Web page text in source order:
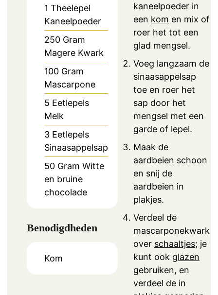
1 Theelepel
Kaneelpoeder
250 Gram
Magere Kwark
100 Gram
Mascarpone
5 Eetlepels
Melk
3 Eetlepels
Sinaasappelsap
50 Gram Witte
en bruine
chocolade
Benodigdheden
Kom
kaneelpoeder in
een kom en mix of
roer het tot een
glad mengsel.
Voeg langzaam de
sinaasappelsap
toe en roer het
sap door het
mengsel met een
garde of lepel.
Maak de
aardbeien schoon
en snij de
aardbeien in
plakjes.
Verdeel de
mascarponekwark
over schaaltjes; je
kunt ook glazen
gebruiken, en
verdeel de in